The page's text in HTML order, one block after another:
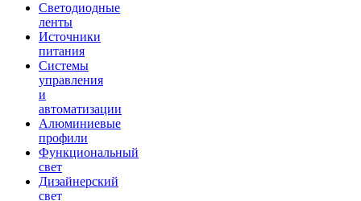
Светодиодные
ленты
Источники
питания
Системы
управления
и
автоматизации
Алюминиевые
профили
Функциональный
свет
Дизайнерский
свет